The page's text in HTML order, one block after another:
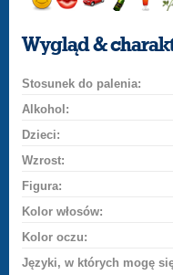
uśmiech
buziakasamochodem
szampana
drinka
Wygląd &
Stosunek do palenia:
Alkohol:
Dzieci:
Wzrost:
Figura:
Kolor włosów:
Kolor oczu:
Języki, w których mogę